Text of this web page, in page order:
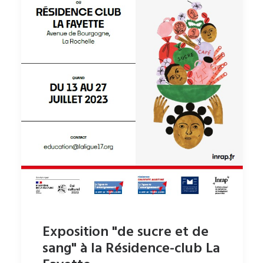
Exposition "de sucre et de
sang" à la Résidence-club La